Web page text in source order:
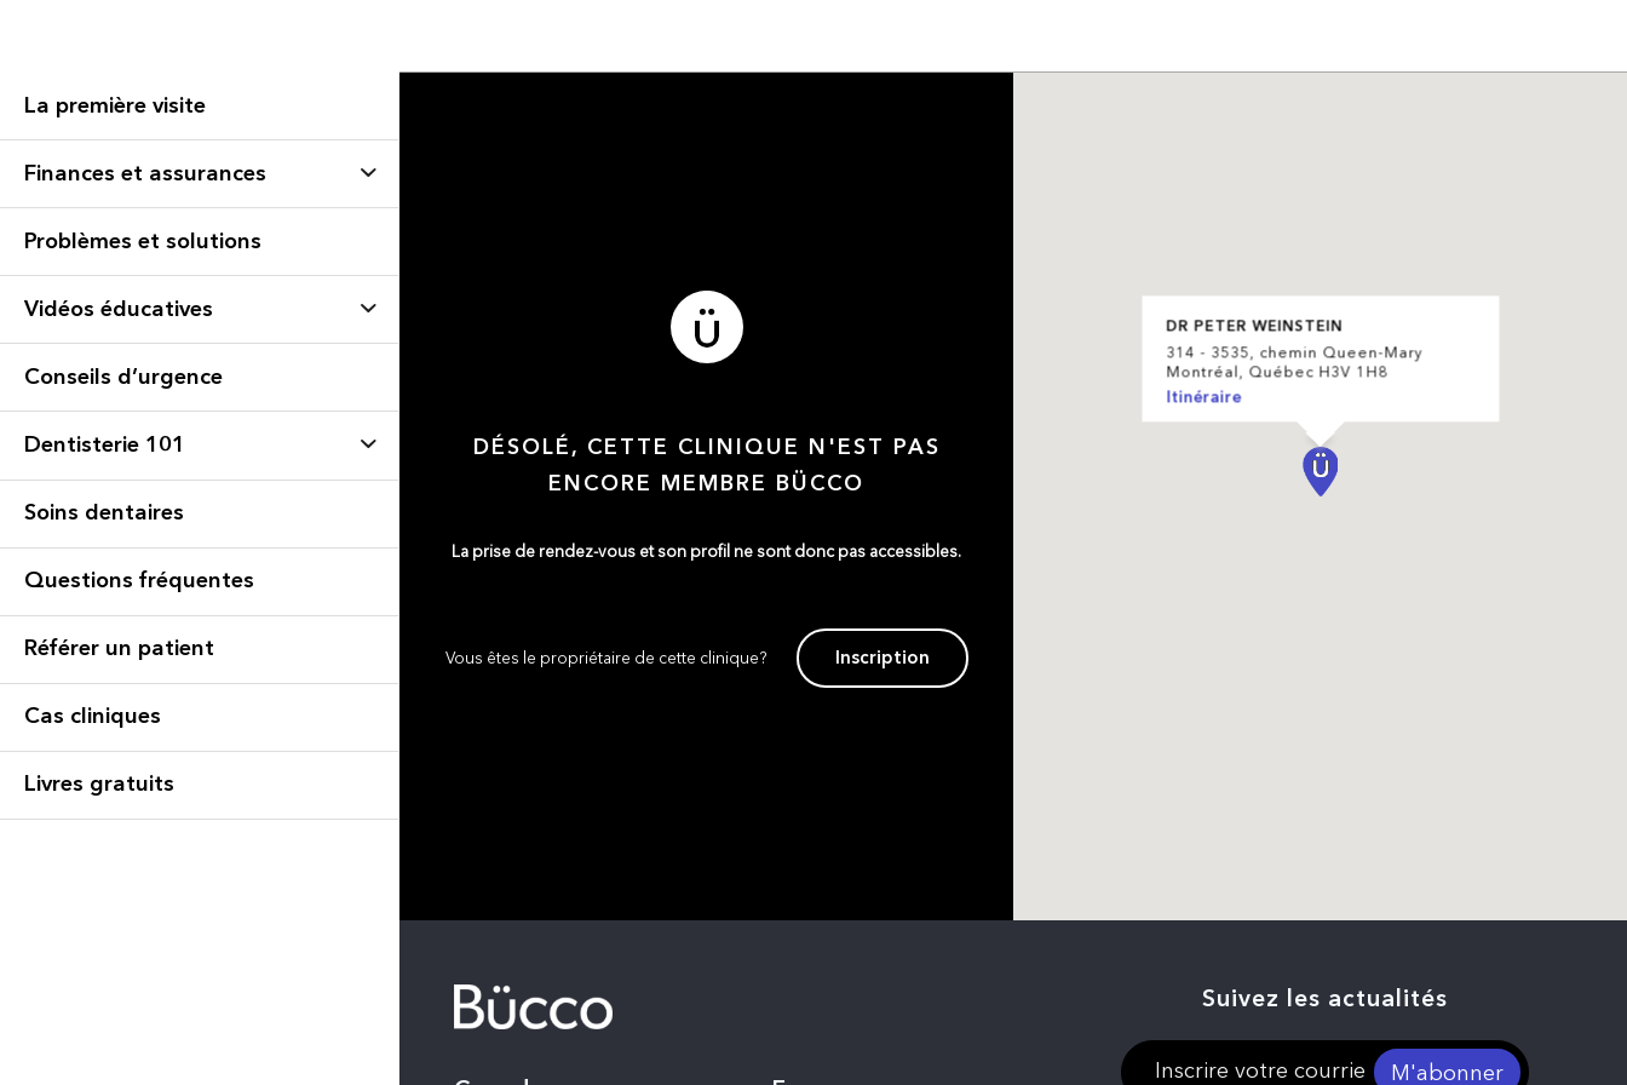
La première visite
Finances et assurances
Problèmes et solutions
Vidéos éducatives
Conseils d’urgence
Dentisterie 101
Soins dentaires
Questions fréquentes
Référer un patient
Cas cliniques
Livres gratuits
DÉSOLÉ, CETTE CLINIQUE N'EST PAS
ENCORE MEMBRE BÜCCO
La prise de rendez-vous et son profil ne sont donc pas accessibles.
Vous êtes le propriétaire de cette clinique? Inscription
DR PETER WEINSTEIN
314 - 3535, chemin Queen-Mary
Montréal, Québec H3V 1H8
Itinéraire
Suivez les actualités
M'abonner